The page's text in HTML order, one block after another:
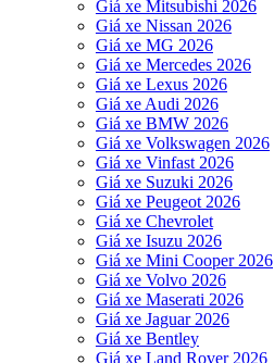
Giá xe Mitsubishi 2026
Giá xe Nissan 2026
Giá xe MG 2026
Giá xe Mercedes 2026
Giá xe Lexus 2026
Giá xe Audi 2026
Giá xe BMW 2026
Giá xe Volkswagen 2026
Giá xe Vinfast 2026
Giá xe Suzuki 2026
Giá xe Peugeot 2026
Giá xe Chevrolet
Giá xe Isuzu 2026
Giá xe Mini Cooper 2026
Giá xe Volvo 2026
Giá xe Maserati 2026
Giá xe Jaguar 2026
Giá xe Bentley
Giá xe Land Rover 2026